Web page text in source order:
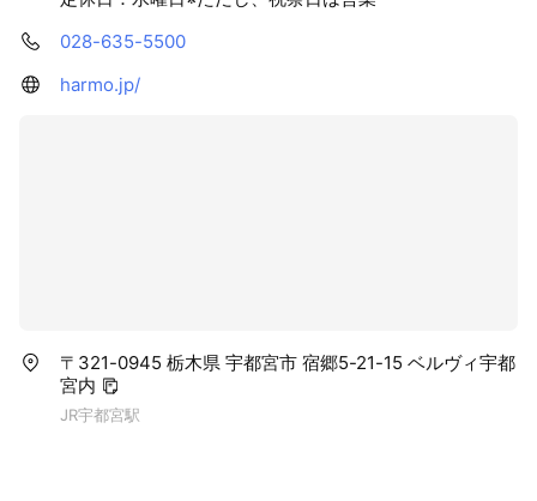
028-635-5500
harmo.jp/
〒321-0945 栃木県 宇都宮市 宿郷5-21-15 ベルヴィ宇都
宮内
JR宇都宮駅